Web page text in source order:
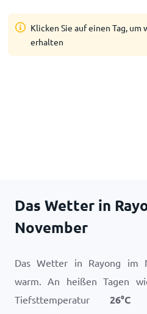
Klicken Sie auf einen Tag,
erhalten
Das Wetter in
November
Das Wetter in Rayong im
warm. An heißen Tagen
Tiefsttemperatur 26°C